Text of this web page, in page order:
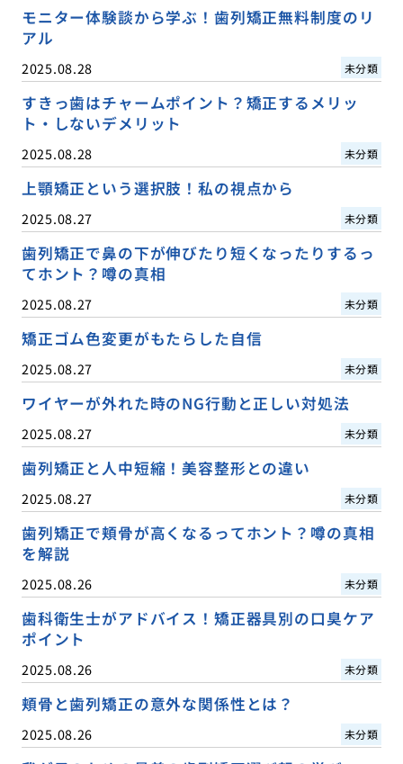
モニター体験談から学ぶ！歯列矯正無料制度のリ
アル
2025.08.28 未分類
すきっ歯はチャームポイント？矯正するメリッ
ト・しないデメリット
2025.08.28 未分類
上顎矯正という選択肢！私の視点から
2025.08.27 未分類
歯列矯正で鼻の下が伸びたり短くなったりするっ
てホント？噂の真相
2025.08.27 未分類
矯正ゴム色変更がもたらした自信
2025.08.27 未分類
ワイヤーが外れた時のNG行動と正しい対処法
2025.08.27 未分類
歯列矯正と人中短縮！美容整形との違い
2025.08.27 未分類
歯列矯正で頬骨が高くなるってホント？噂の真相
を解説
2025.08.26 未分類
歯科衛生士がアドバイス！矯正器具別の口臭ケア
ポイント
2025.08.26 未分類
頬骨と歯列矯正の意外な関係性とは？
2025.08.26 未分類